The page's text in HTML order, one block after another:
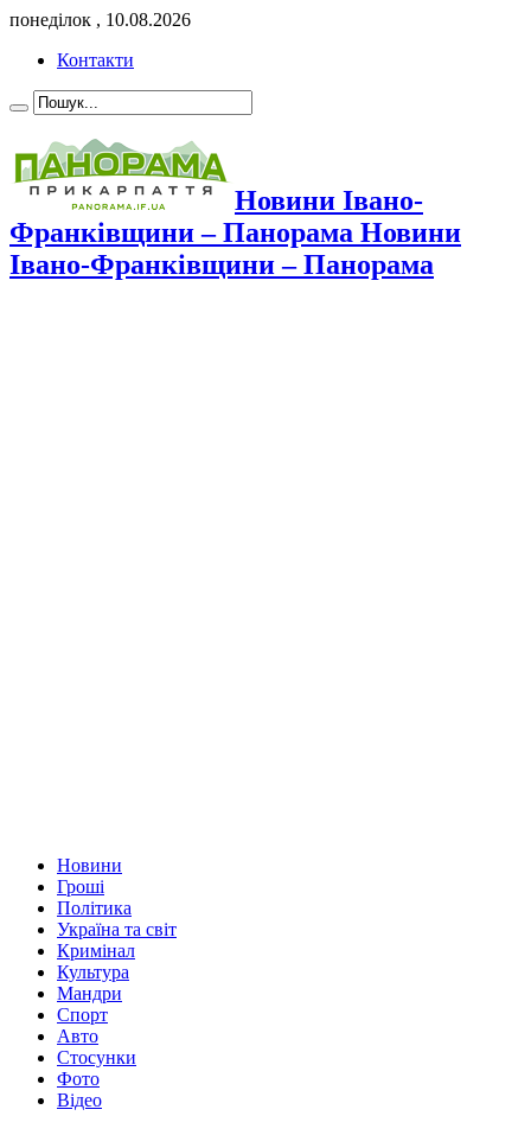
понеділок , 10.08.2026
Контакти
Новини Івано-
Франківщини – Панорама Новини
Івано-Франківщини – Панорама
Новини
Гроші
Політика
Україна та світ
Кримінал
Культура
Мандри
Спорт
Авто
Стосунки
Фото
Відео